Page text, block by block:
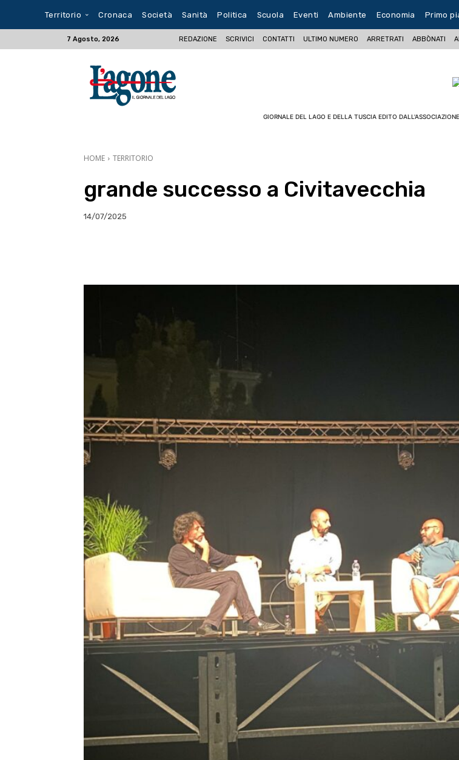
Territorio Cronaca Società Sanità Politica Scuola Eventi Ambiente Economia Primo
7 Agosto, 2026 REDAZIONE SCRIVICI CONTATTI ULTIMO NUMERO ARRETRATI ABBÒNATI
GIORNALE DEL LAGO E DELLA TUSCIA EDITO
HOME TERRITORIO
grande successo a Civitavecchia
14/07/2025